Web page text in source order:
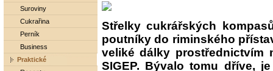
Suroviny
Cukrařina
Perník
Business
Praktické
Střelky cukrářských
poutníky do riminského
veliké dálky prostřednictvím
SIGEP. Bývalo tomu dříve,